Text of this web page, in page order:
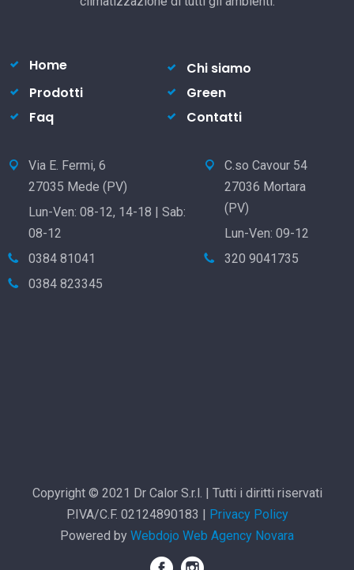
Home
Chi siamo
Prodotti
Green
Faq
Contatti
Via E. Fermi, 6
27035 Mede (PV)
Lun-Ven: 08-12, 14-18 | Sab:
08-12
0384 81041
0384 823345
C.so Cavour 54
27036 Mortara
(PV)
Lun-Ven: 09-12
320 9041735
Copyright © 2021 Dr Calor S.r.l. | Tutti i diritti riservati
P.IVA/C.F. 02124890183 | Privacy Policy
Powered by Webdojo Web Agency Novara